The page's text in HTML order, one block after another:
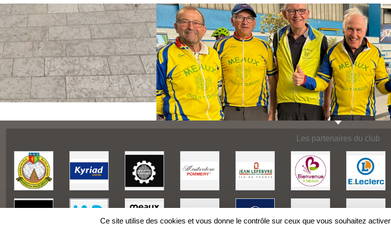
Les partenaires du club
Ce site utilise des cookies et vous donne le contrôle sur ceux que vous souhaitez activer